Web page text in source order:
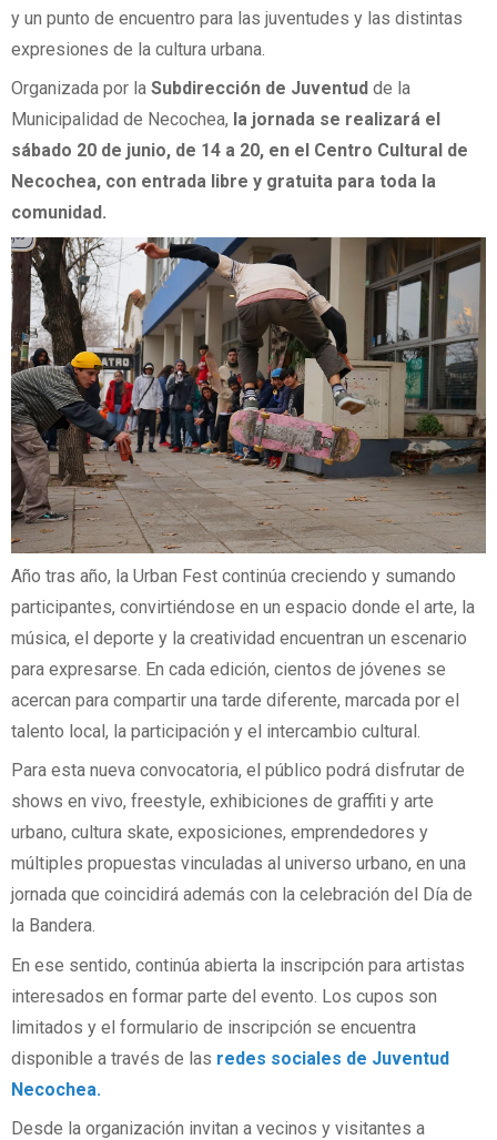
y un punto de encuentro para las juventudes y las distintas
expresiones de la cultura urbana.
Organizada por la Subdirección de Juventud de la
Municipalidad de Necochea, la jornada se realizará el
sábado 20 de junio, de 14 a 20, en el Centro Cultural de
Necochea, con entrada libre y gratuita para toda la
comunidad.
Año tras año, la Urban Fest continúa creciendo y sumando
participantes, convirtiéndose en un espacio donde el arte, la
música, el deporte y la creatividad encuentran un escenario
para expresarse. En cada edición, cientos de jóvenes se
acercan para compartir una tarde diferente, marcada por el
talento local, la participación y el intercambio cultural.
Para esta nueva convocatoria, el público podrá disfrutar de
shows en vivo, freestyle, exhibiciones de graffiti y arte
urbano, cultura skate, exposiciones, emprendedores y
múltiples propuestas vinculadas al universo urbano, en una
jornada que coincidirá además con la celebración del Día de
la Bandera.
En ese sentido, continúa abierta la inscripción para artistas
interesados en formar parte del evento. Los cupos son
limitados y el formulario de inscripción se encuentra
disponible a través de las redes sociales de Juventud
Necochea.
Desde la organización invitan a vecinos y visitantes a